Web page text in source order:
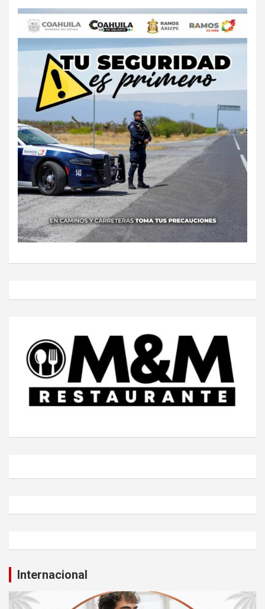
Internacional